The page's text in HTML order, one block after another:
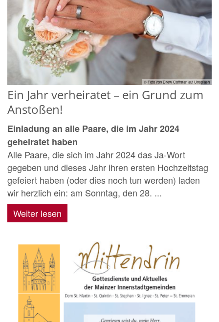
© Foto von Drew Coffman auf Unsplash
Ein Jahr verheiratet – ein Grund zum
Anstoßen!
Einladung an alle Paare, die im Jahr 2024
geheiratet haben
Alle Paare, die sich im Jahr 2024 das Ja-Wort
gegeben und dieses Jahr ihren ersten Hochzeitstag
gefeiert haben (oder dies noch tun werden) laden
wir herzlich ein: am Sonntag, den 28. ...
Weiter lesen